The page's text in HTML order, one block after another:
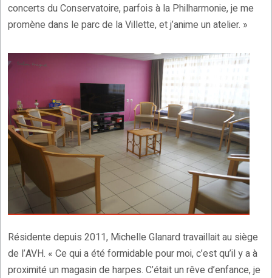
concerts du Conservatoire, parfois à la Philharmonie, je me
promène dans le parc de la Villette, et j’anime un atelier. »
Résidente depuis 2011, Michelle Glanard travaillait au siège
de l’AVH. « Ce qui a été formidable pour moi, c’est qu’il y a à
proximité un magasin de harpes. C’était un rêve d’enfance, je